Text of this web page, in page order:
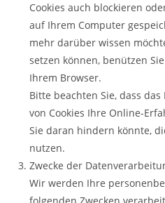
Cookies auch blockieren
auf Ihrem Computer
mehr darüber wissen
setzen können, benützen
Ihrem Browser.
Bitte beachten Sie, dass
von Cookies Ihre Online-
Sie daran hindern könnte,
nutzen.
Zwecke der
Wir werden Ihre